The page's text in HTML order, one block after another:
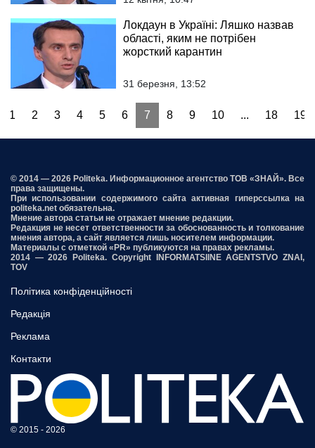
Локдаун в Україні: Ляшко назвав
області, яким не потрібен
жорсткий карантин
31 березня, 13:52
1 2 3 4 5 6 7 8 9 10 ... 18 19
© 2014 — 2026 Politeka. Информационное агентство ТОВ «ЗНАЙ». Все
права защищены.
При использовании содержимого сайта активная гиперссылка на
politeka.net обязательна.
Мнение автора статьи не отражает мнение редакции.
Редакция не несет ответственности за обоснованность и толкование
мнения автора, а сайт является лишь носителем информации.
Материалы с отметкой «PR» публикуются на правах рекламы.
2014 — 2026 Politeka. Copyright INFORMATSIINE AGENTSTVO ZNAI,
TOV
Політика конфіденційності
Редакція
Реклама
Контакти
© 2015 - 2026